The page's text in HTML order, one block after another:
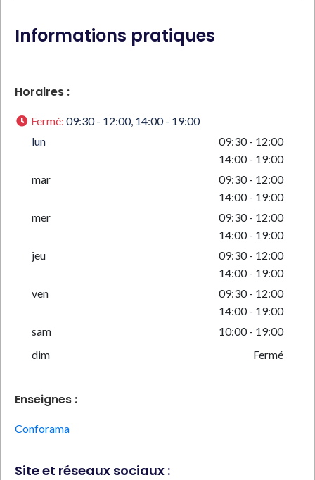
Informations pratiques
Horaires :
Fermé: 09:30 - 12:00, 14:00 - 19:00
lun
09:30 - 12:00
14:00 - 19:00
mar
09:30 - 12:00
14:00 - 19:00
mer
09:30 - 12:00
14:00 - 19:00
jeu
09:30 - 12:00
14:00 - 19:00
ven
09:30 - 12:00
14:00 - 19:00
sam
10:00 - 19:00
dim
Fermé
Enseignes :
Conforama
Site et réseaux sociaux :